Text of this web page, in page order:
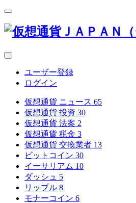
ユーザー登録
ログイン
仮想通貨 ニュース 65
仮想通貨 投資 30
仮想通貨 法案 2
仮想通貨 税金 3
仮想通貨 交換業者 13
ビットコイン 30
イーサリアム 10
ダッシュ 5
リップル 8
モナーコイン 6